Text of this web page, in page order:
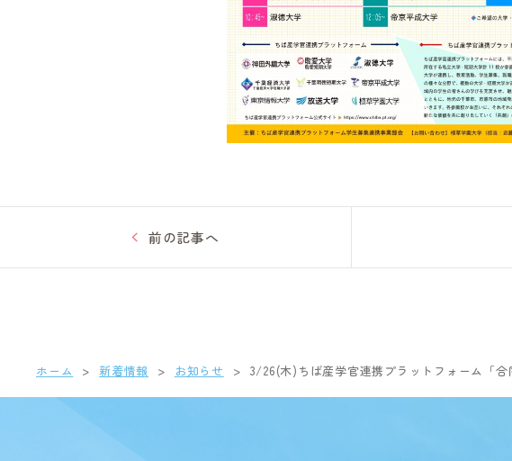
前の記事へ
ホーム 新着情報 お知らせ 3/26(木)ちば産学官連携プラットフォーム「